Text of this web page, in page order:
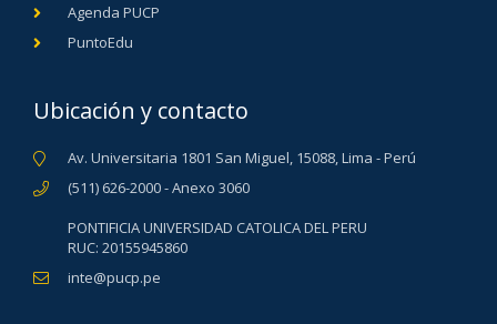
Agenda PUCP
PuntoEdu
Ubicación y contacto
Av. Universitaria 1801 San Miguel, 15088, Lima - Perú
(511) 626-2000 - Anexo 3060
PONTIFICIA UNIVERSIDAD CATOLICA DEL PERU
RUC: 20155945860
inte@pucp.pe